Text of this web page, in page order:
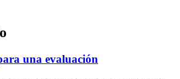
una evaluación